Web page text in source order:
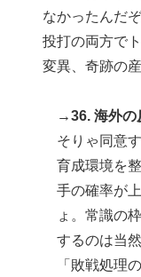
なかったんだ
投打の両方で
変異、奇跡の
→36. 海外の
そりゃ同意
育成環境を
手の確率が
ょ。常識の
するのは当
「敗戦処理